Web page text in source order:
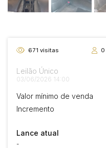
671 visitas 0
Leilão Único
03/06/2026 14:00
Valor mínimo de venda
Incremento
Lance atual
-